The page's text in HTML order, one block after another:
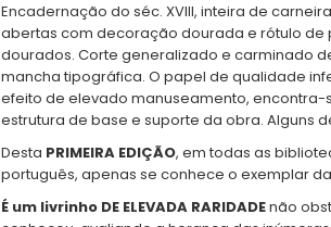
Encadernação do séc. XVIII, inteira de
abertas com decoração dourada e rótulo de
dourados. Corte generalizado e carminado
mancha tipográfica. O papel de qualidade
efeito de elevado manuseamento,
estrutura de base e suporte da obra. Alguns
Desta PRIMEIRA EDIÇÃO, em todas as
português, apenas se conhece o exemplar
É um livrinho DE ELEVADA RARIDADEnão